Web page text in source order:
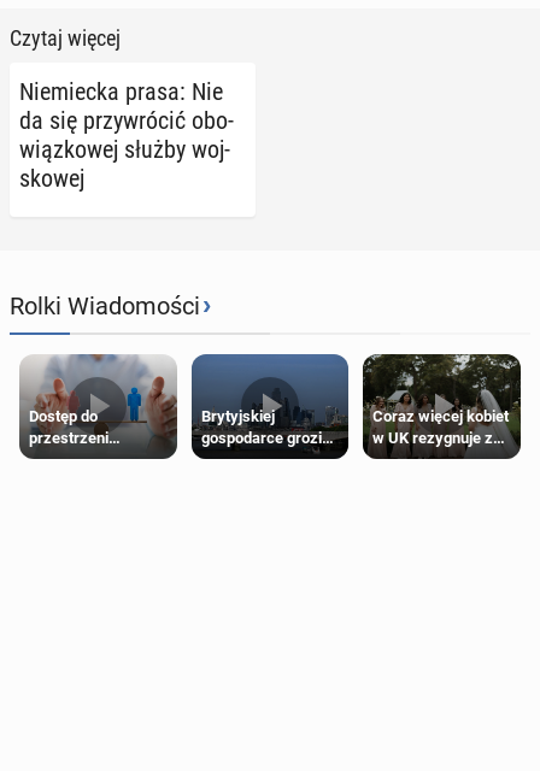
Czytaj więcej
Nie­miec­ka prasa: Nie
da się przy­wró­cić obo­
wiąz­ko­wej służby woj­
sko­wej
Rolki Wiadomości›
Dostęp do
przestrzeni
przeznaczonych
Brytyjskiej
gospodarce grozi
recesja, jeśli
Coraz więcej kobiet
w UK rezygnuje z
roli druhny na